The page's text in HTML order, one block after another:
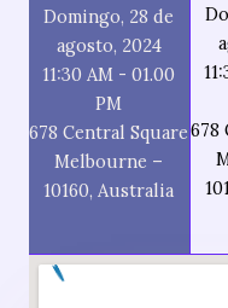
Domingo, 28 de
agosto, 2024
11:30 AM - 01.00
PM
678 Central Square
Melbourne –
10160, Australia
678